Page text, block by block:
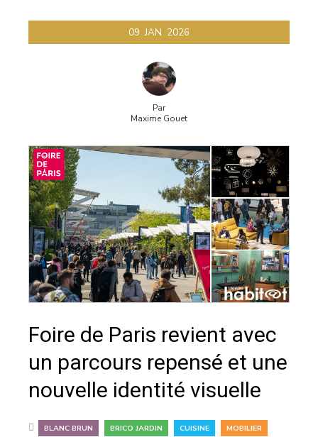
09 JAN 2026
Par
Maxime Gouet
Foire de Paris revient avec
un parcours repensé et une
nouvelle identité visuelle
BLANC BRUN BRICO JARDIN CUISINE MOBILIER